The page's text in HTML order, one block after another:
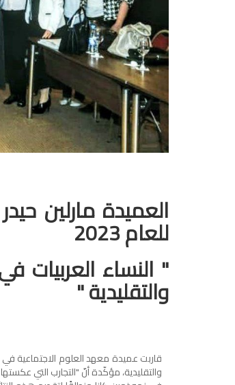
العميدة مارلين
للعام 2023
" النساء العربيات
والتقليدية "
قاربت عميدة معهد العلوم الاجتماعية في
والتقليدية، مؤكّدة أنّ "التجارب التي عكستها